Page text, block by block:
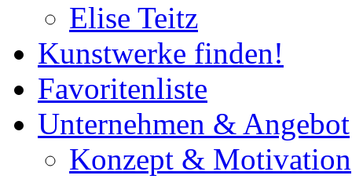
Elise Teitz
Kunstwerke finden!
Favoritenliste
Unternehmen & Angebot
Konzept & Motivation